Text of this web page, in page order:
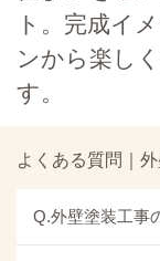
ト。完成イ
ンから楽し
す。
よくある質問｜外
Q.外壁塗装工事